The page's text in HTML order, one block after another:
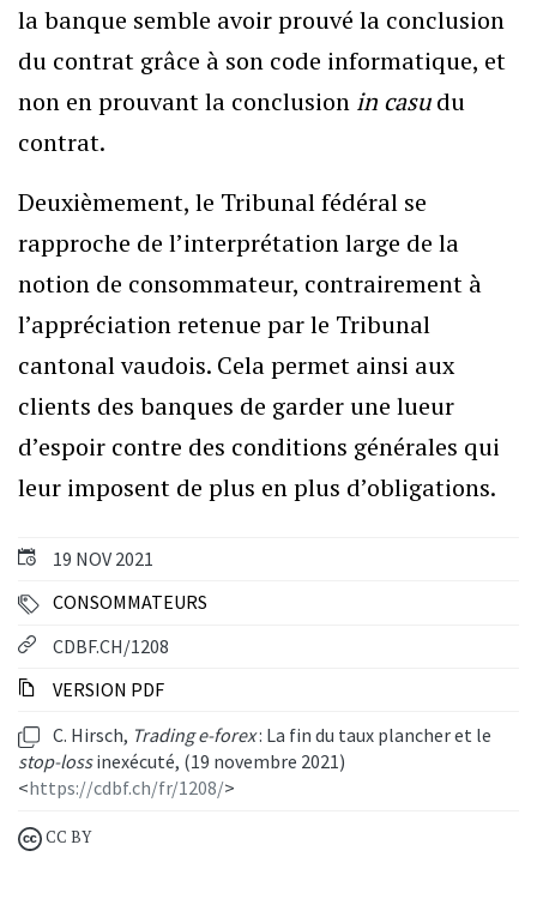
19 NOV 2021
CONSOMMATEURS
CDBF.CH/1208
VERSION PDF
C. Hirsch, Trading e-forex: La fin du taux plancher et le
stop-lossinexécuté, (19 novembre 2021)
<https://cdbf.ch/fr/1208/>
CC BY
la banque semble avoir prouvé la conclusion
du contrat grâce à son code informatique, et
non en prouvant la conclusion in casudu
contrat.
Deuxièmement, le Tribunal fédéral se
rapproche de l’interprétation large de la
notion de consommateur, contrairement à
l’appréciation retenue par le Tribunal
cantonal vaudois. Cela permet ainsi aux
clients des banques de garder une lueur
d’espoir contre des conditions générales qui
leur imposent de plus en plus d’obligations.